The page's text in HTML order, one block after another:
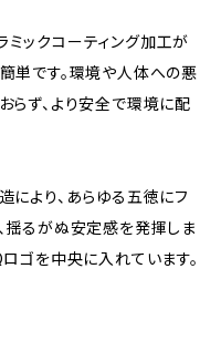
ックコーティング加工が
単です。環境や人体への悪
ず、より安全で環境に配
より、あらゆる五徳にフ
揺るがぬ安定感を発揮しま
ゴを中央に入れています。